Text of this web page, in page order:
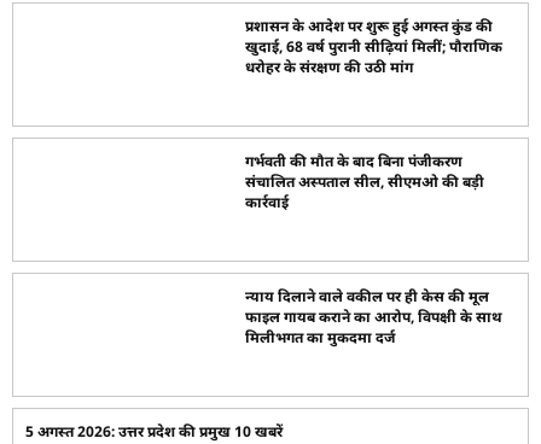
प्रशासन के आदेश पर शुरू हुई अगस्त कुंड की
खुदाई, 68 वर्ष पुरानी सीढ़ियां मिलीं; पौराणिक
धरोहर के संरक्षण की उठी मांग
गर्भवती की मौत के बाद बिना पंजीकरण
संचालित अस्पताल सील, सीएमओ की बड़ी
कार्रवाई
न्याय दिलाने वाले वकील पर ही केस की मूल
फाइल गायब कराने का आरोप, विपक्षी के साथ
मिलीभगत का मुकदमा दर्ज
5 अगस्त 2026: उत्तर प्रदेश की प्रमुख 10 खबरें